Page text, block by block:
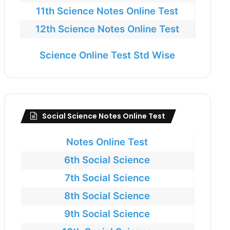
11th Science Notes Online Test
12th Science Notes Online Test
Science Online Test Std Wise
Social Science Notes Online Test
Notes Online Test
6th Social Science
7th Social Science
8th Social Science
9th Social Science